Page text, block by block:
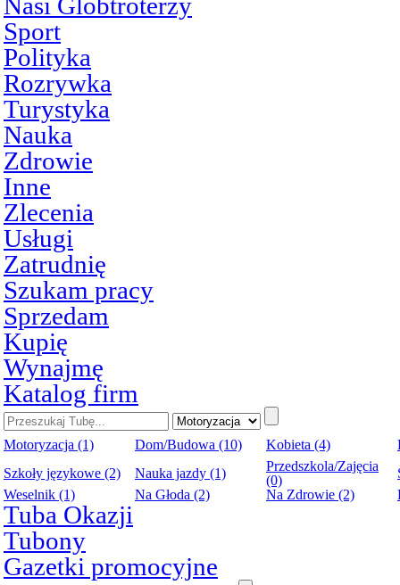
Sport
Polityka
Rozrywka
Turystyka
Nauka
Zdrowie
Inne
Zlecenia
Usługi
Zatrudnię
Szukam pracy
Sprzedam
Kupię
Wynajmę
Katalog firm
Motoryzacja (1) Dom/Budowa (10) Kobieta (4)
Szkoły językowe (2)
Nauka jazdy (1)
Przedszkola/Zajęcia
(0)
Weselnik (1)
Na Głoda (2) Na Zdrowie (2)
Tuba Okazji
Tubony
Gazetki promocyjne